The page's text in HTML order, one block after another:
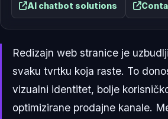
AI chatbot solutions
Redizajn web stranice je
svaku tvrtku koja raste. To
vizualni identitet, bolje
optimizirane prodajne kanale.